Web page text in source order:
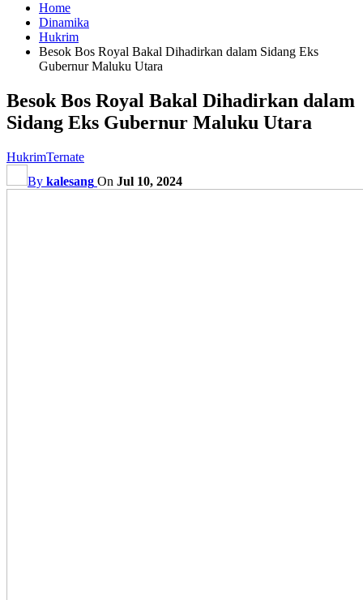
Home
Dinamika
Hukrim
Besok Bos Royal Bakal Dihadirkan dalam Sidang Eks
Gubernur Maluku Utara
Besok Bos Royal Bakal Dihadirkan dalam
Sidang Eks Gubernur Maluku Utara
HukrimTernate
By kalesang On Jul 10, 2024